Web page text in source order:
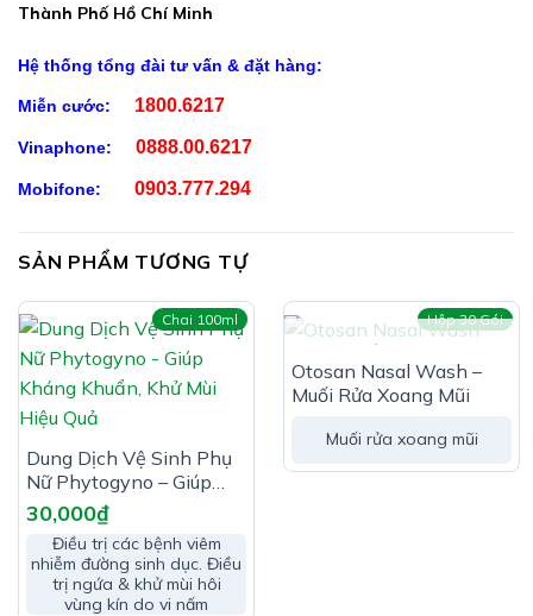
Sodium lauryl sulfate
Cocamidopropyl betaine
Lactic Acid
Disodium EDTA, anhydrous
Sodium Chloride
Cocamide Dea
Potassium sorbate
Chlorhexidine digluconate
Tocopherol
Aloe barbadensis leaf
Thành Phố Hồ Chí Minh
Hệ thống tổng đài tư vấn & đặt hàng:
Miễn cước: 1800.6217
Vinaphone: 0888.00.6217
Mobifone: 0903.777.294
SẢN PHẨM TƯƠNG TỰ
Chai 100ml
Dung Dịch Vệ Sinh Phụ
Nữ Phytogyno – Giúp
Kháng Khuẩn, Khử Mùi
Hiệu Quả
30,000₫
Điều trị các bệnh viêm
nhiễm đường sinh dục. Điều
trị ngứa & khử mùi hôi
vùng kín do vi nấm
Hộp 30 Gói
Otosan Nasal Wash –
Muối Rửa Xoang Mũi
Muối rửa xoang mũi